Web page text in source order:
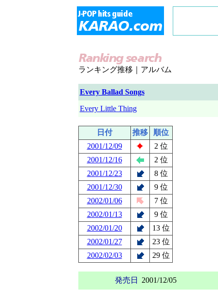
ランキング推移｜アルバム
Every Ballad Songs
Every Little Thing
日付 推移
順位
2001/12/09
2 位
2001/12/16
2 位
2001/12/23
8 位
2001/12/30
9 位
2002/01/06
7 位
2002/01/13
9 位
2002/01/20
13 位
2002/01/27
23 位
2002/02/03
29 位
発売日 2001/12/05